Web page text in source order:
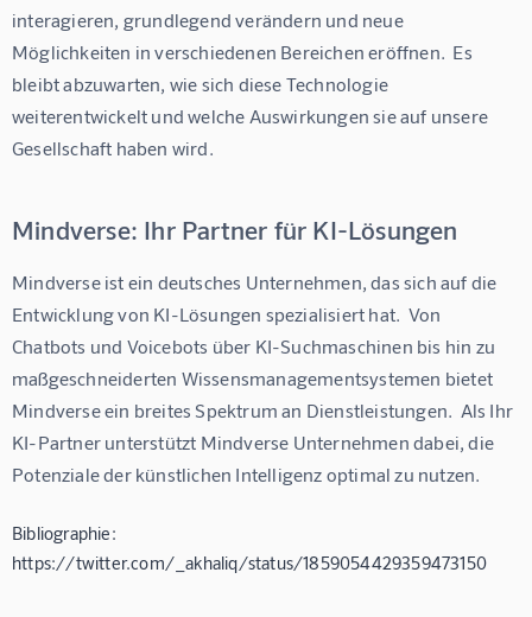
interagieren, grundlegend verändern und neue
Möglichkeiten in verschiedenen Bereichen eröffnen.  Es
bleibt abzuwarten, wie sich diese Technologie
weiterentwickelt und welche Auswirkungen sie auf unsere
Gesellschaft haben wird.
Mindverse: Ihr Partner für KI-Lösungen
Mindverse ist ein deutsches Unternehmen, das sich auf die
Entwicklung von KI-Lösungen spezialisiert hat.  Von
Chatbots und Voicebots über KI-Suchmaschinen bis hin zu
maßgeschneiderten Wissensmanagementsystemen bietet
Mindverse ein breites Spektrum an Dienstleistungen.  Als Ihr
KI-Partner unterstützt Mindverse Unternehmen dabei, die
Potenziale der künstlichen Intelligenz optimal zu nutzen.
Bibliographie:
https://twitter.com/_akhaliq/status/1859054429359473150